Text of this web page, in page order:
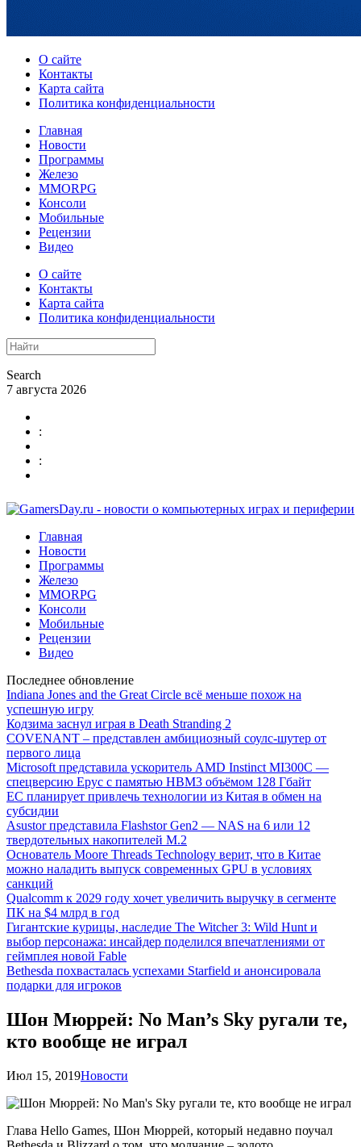
О сайте
Контакты
Карта сайта
Политика конфиденциальности
Главная
Новости
Программы
Железо
MMORPG
Консоли
Мобильные
Рецензии
Видео
О сайте
Контакты
Карта сайта
Политика конфиденциальности
Search
7 августа 2026
:
:
Главная
Новости
Программы
Железо
MMORPG
Консоли
Мобильные
Рецензии
Видео
Последнее обновление
Indiana Jones and the Great Circle всё меньше похож на
успешную игру
Кодзима заснул играя в Death Stranding 2
COVENANT – представлен амбициозный соулс-шутер от
первого лица
Microsoft представила ускоритель AMD Instinct MI300C —
спецверсию Epyc с памятью HBM3 объёмом 128 Гбайт
ЕС планирует привлечь технологии из Китая в обмен на
субсидии
Asustor представила Flashstor Gen2 — NAS на 6 или 12
твердотельных накопителей M.2
Основатель Moore Threads Technology верит, что в Китае
можно наладить выпуск современных GPU в условиях
санкций
Qualcomm к 2029 году хочет увеличить выручку в сегменте
ПК на $4 млрд в год
Гигантские курицы, наследие The Witcher 3: Wild Hunt и
выбор персонажа: инсайдер поделился впечатлениями от
геймплея новой Fable
Bethesda похвасталась успехами Starfield и анонсировала
подарки для игроков
Шон Мюррей: No Man’s Sky ругали те,
кто вообще не играл
Июл 15, 2019Новости
Глава Hello Games, Шон Мюррей, который недавно поучал